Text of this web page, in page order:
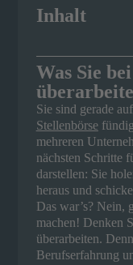
Inhalt
Was Sie
Sie sind gerade
Stellenbörsefündig
mehreren
nächsten Schritte
darstellen: Sie
heraus und
Das war’s? Nein,
machen! Denken
überarbeiten.
Berufserfahrung